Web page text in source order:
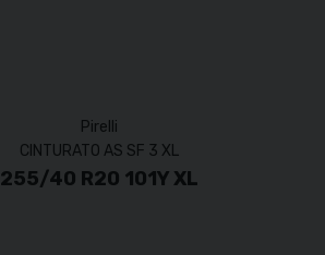
Pirelli
CINTURATO AS SF 3 XL
255/40 R20 101Y XL